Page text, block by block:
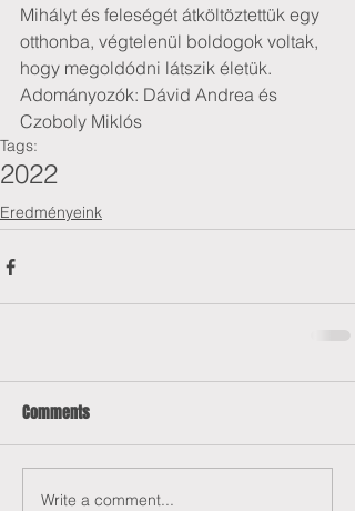
Mihályt és feleségét átköltöztettük egy
otthonba, végtelenül boldogok voltak,
hogy megoldódni látszik életük.
Adományozók: Dávid Andrea és
Czoboly Miklós
Tags:
2022
Eredményeink
Comments
Write a comment...